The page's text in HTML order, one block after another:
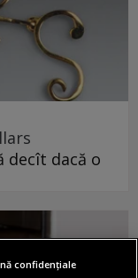
dacă o
confidențiale